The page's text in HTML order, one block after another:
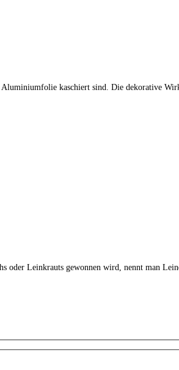
kaschiert sind. Die dekorative
oder Leinkrauts gewonnen wird, nennt man